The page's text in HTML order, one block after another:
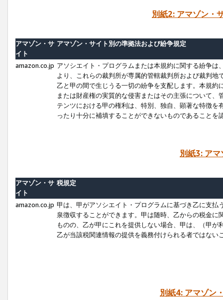
別紙2: アマゾン・
アマゾン・サ
イト
アマゾン・サイト別の準拠法および紛争規定
amazon.co.jp アソシエイト・プログラムまたは本規約に関する紛争
より、これらの裁判所が専属的管轄裁判所および裁判
乙と甲の間で生じうる一切の紛争を支配します。本規
または財産権の実質的な侵害またはその主張について
テンツにおける甲の権利は、特別、独自、顕著な特徴
ったり十分に補填することができないものであることを
別紙3: ア
アマゾン・サ
イト
税規定
amazon.co.jp 甲は、甲がアソシエイト・プログラムに基づき乙に支
泉徴収することができます。甲は随時、乙からの税金
ものの、乙が甲にこれを提供しない場合、甲は、（甲
乙が当該税関連情報の提供を義務付けられる者ではな
別紙4: アマゾン